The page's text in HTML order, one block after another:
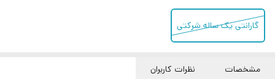
گارانتی یک ساله شرکتی
مشخصات نظرات کاربران